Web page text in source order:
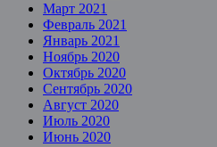
Март 2021
Февраль 2021
Январь 2021
Ноябрь 2020
Октябрь 2020
Сентябрь 2020
Август 2020
Июль 2020
Июнь 2020